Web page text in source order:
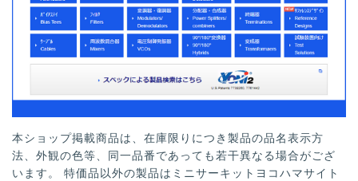
本ショップ掲載商品は、在庫限りにつき製品の品名表示方
法、外観の色等、同一品番であっても若干異なる場合がござ
います。 特価品以外の製品はミニサーキットヨコハマサイト